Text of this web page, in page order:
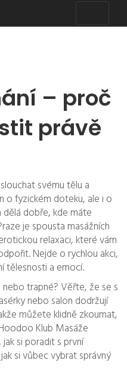
– proč
právě
svému tělu a
o fyzickém doteku, ale i o
dobře, kde máte
je spousta masážních
relaxaci, které vám
Nejde o rychlou akci,
tělesnosti a emocí.
trapné? Věřte, že se s
nebo salon dodržují
můžete klidně zkoumat,
Klub Masáže
si poradit s první
si vůbec vybrat správný